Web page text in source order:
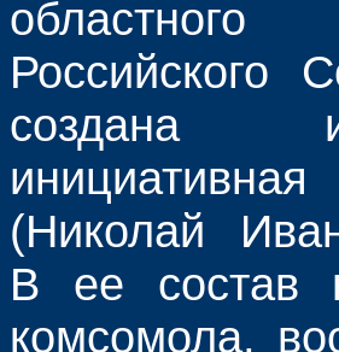
Российского
создана
(Николай
В ее состав
комсомола,